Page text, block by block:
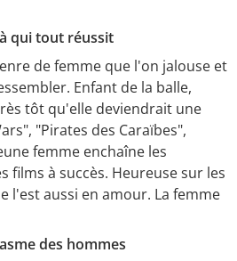
qui tout réussit
de femme que l'on jalouse et
Enfant de la balle,
tôt qu'elle deviendrait une
"Pirates des Caraïbes",
femme enchaîne les
films à succès. Heureuse sur les
l'est aussi en amour. La femme
des hommes